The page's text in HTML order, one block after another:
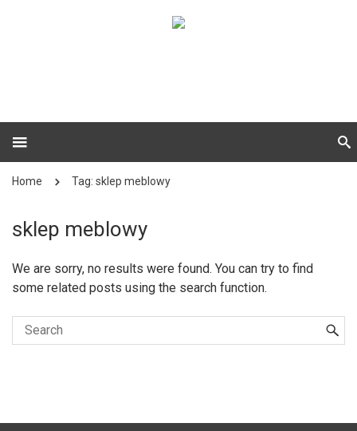
Home Tag: sklep meblowy
sklep meblowy
We are sorry, no results were found. You can try to find
some related posts using the search function.